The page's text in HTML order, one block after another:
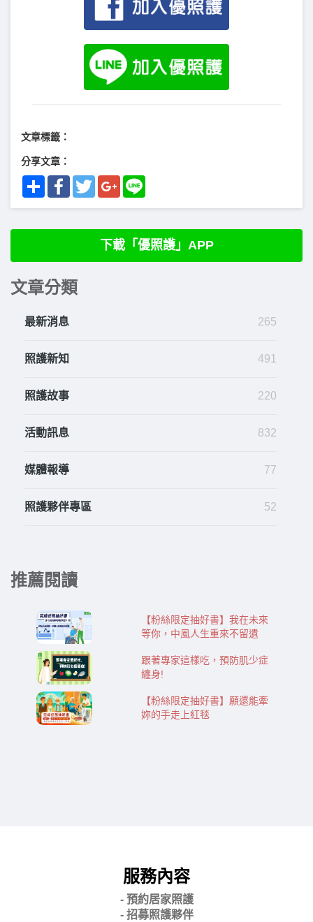
文章標籤：
分享文章：
Share FacebookTwitterGoogle+
下載「優照護」APP
文章分類
最新消息 265
照護新知 491
照護故事 220
活動訊息 832
媒體報導 77
照護夥伴專區 52
推薦閱讀
【粉絲限定抽好書】我在未來
等你，中風人生重來不留遺
跟著專家這樣吃，預防肌少症
纏身!
【粉絲限定抽好書】願還能牽
妳的手走上紅毯
服務內容
- 預約居家照護
- 招募照護夥伴